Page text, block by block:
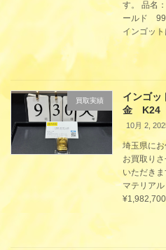
す。 品
ールド
インゴッ
買取実績
インゴ
金 K24
10月 2,
埼玉県にお
お買取り
いただき
マテリア